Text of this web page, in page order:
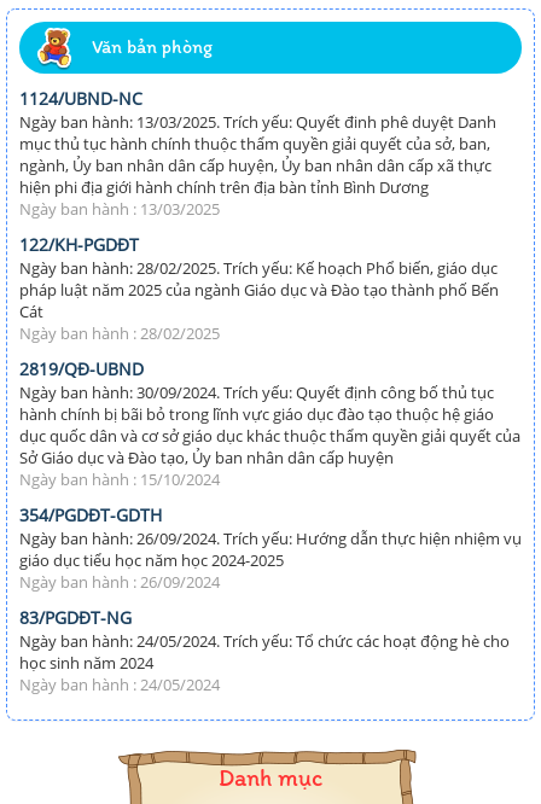
Văn bản phòng
1124/UBND-NC
Ngày ban hành: 13/03/2025. Trích yếu: Quyết đinh phê duyệt Danh
mục thủ tục hành chính thuộc thẩm quyền giải quyết của sở, ban,
ngành, Ủy ban nhân dân cấp huyện, Ủy ban nhân dân cấp xã thực
hiện phi địa giới hành chính trên địa bàn tỉnh Bình Dương
Ngày ban hành : 13/03/2025
122/KH-PGDĐT
Ngày ban hành: 28/02/2025. Trích yếu: Kế hoạch Phổ biến, giáo dục
pháp luật năm 2025 của ngành Giáo dục và Đào tạo thành phố Bến
Cát
Ngày ban hành : 28/02/2025
2819/QĐ-UBND
Ngày ban hành: 30/09/2024. Trích yếu: Quyết định công bố thủ tục
hành chính bị bãi bỏ trong lĩnh vực giáo dục đào tạo thuộc hệ giáo
dục quốc dân và cơ sở giáo dục khác thuộc thẩm quyền giải quyết của
Sở Giáo dục và Đào tạo, Ủy ban nhân dân cấp huyện
Ngày ban hành : 15/10/2024
354/PGDĐT-GDTH
Ngày ban hành: 26/09/2024. Trích yếu: Hướng dẫn thực hiện nhiệm vụ
giáo dục tiểu học năm học 2024-2025
Ngày ban hành : 26/09/2024
83/PGDĐT-NG
Ngày ban hành: 24/05/2024. Trích yếu: Tổ chức các hoạt động hè cho
học sinh năm 2024
Ngày ban hành : 24/05/2024
Danh mục